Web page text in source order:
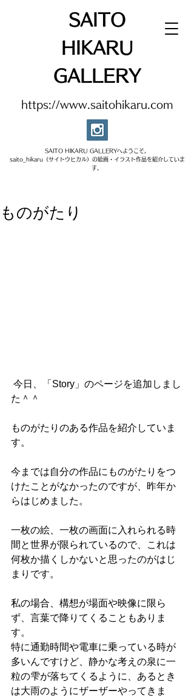
SAITO
HIKARU
GALLERY
SAITO HIKARU GALLERYへようこそ。​
saito_hikaru（サイトウヒカル）の絵画・イラスト作品を紹介していま
す。​
https://www.saitohikaru.com
ものがたり
た＾＾
ものがたりのある作品を紹介していま
す。
今までは自分の作品にものがたりをつ
けたことがなかったのですが、昨年か
らはじめました。
一枚の絵、一枚の画面に入れられる時
間と世界が限られているので、これは
何枚か描くしかないと思ったのがはじ
まりです。
私の場合、構想が場面や映像に限ら
ず、言葉で降りてくることもありま
す。
特に通勤時間や電車に乗っている時が
多いんですけど、静かな考えの泉に一
粒の雫が落ちてくるように、あるとき
は大雨のようにザーザーやってきま